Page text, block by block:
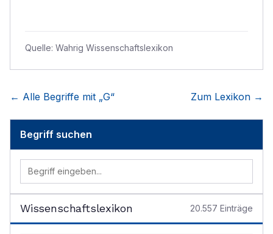
Quelle: Wahrig Wissenschaftslexikon
← Alle Begriffe mit „G“ Zum Lexikon →
Begriff suchen
Wissenschaftslexikon 20.557 Einträge